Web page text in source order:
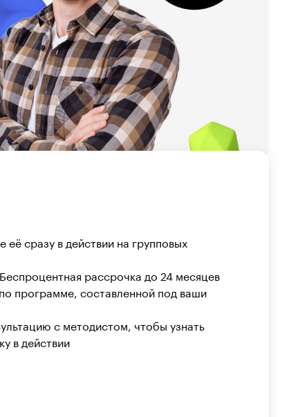
сразу в действии на групповых
рассрочка до 24 месяцев
программе, составленной под ваши
с методистом, чтобы узнать
в действии